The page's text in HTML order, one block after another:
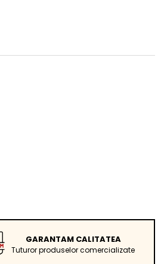
GARANTAM CALITATEA
Tuturor produselor comercializate